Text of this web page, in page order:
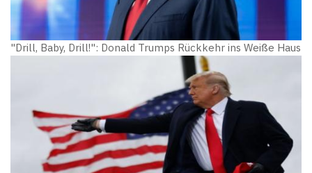
"Drill, Baby, Drill!": Donald Trumps Rückkehr ins Weiße Haus